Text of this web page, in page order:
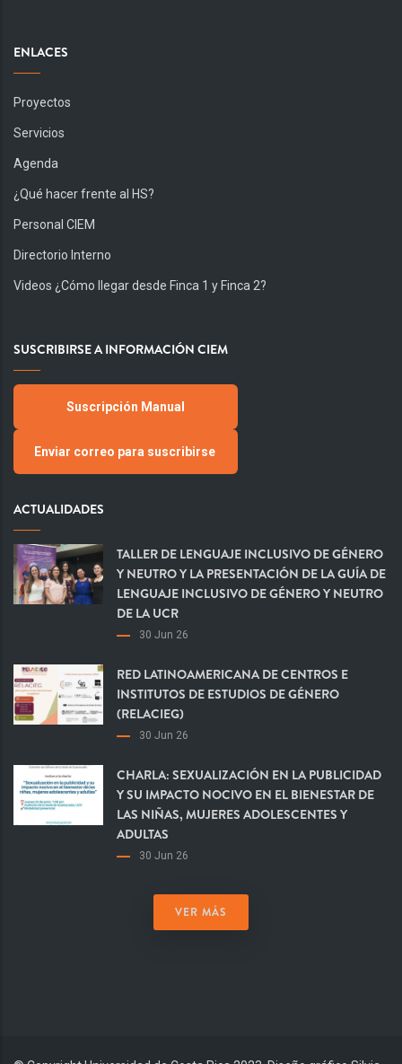
ENLACES
Proyectos
Servicios
Agenda
¿Qué hacer frente al HS?
Personal CIEM
Directorio Interno
Videos ¿Cómo llegar desde Finca 1 y Finca 2?
SUSCRIBIRSE A INFORMACIÓN CIEM
Suscripción Manual
Enviar correo para suscribirse
ACTUALIDADES
TALLER DE LENGUAJE INCLUSIVO DE GÉNERO
Y NEUTRO Y LA PRESENTACIÓN DE LA GUÍA DE
LENGUAJE INCLUSIVO DE GÉNERO Y NEUTRO
DE LA UCR
30 Jun 26
RED LATINOAMERICANA DE CENTROS E
INSTITUTOS DE ESTUDIOS DE GÉNERO
(RELACIEG)
30 Jun 26
CHARLA: SEXUALIZACIÓN EN LA PUBLICIDAD
Y SU IMPACTO NOCIVO EN EL BIENESTAR DE
LAS NIÑAS, MUJERES ADOLESCENTES Y
ADULTAS
30 Jun 26
VER MÁS